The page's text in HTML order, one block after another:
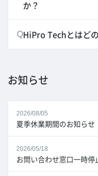
か？
QHiPro Techとはど
お知らせ
2026/08/05
夏季休業期間のお知らせ
2026/05/18
お問い合わせ窓口一時停